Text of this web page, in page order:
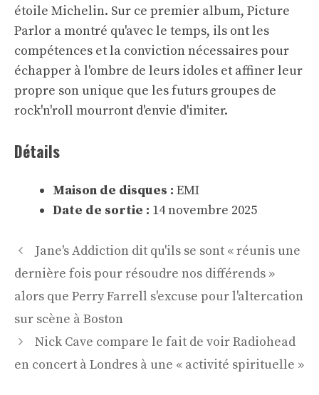
étoile Michelin. Sur ce premier album, Picture
Parlor a montré qu'avec le temps, ils ont les
compétences et la conviction nécessaires pour
échapper à l'ombre de leurs idoles et affiner leur
propre son unique que les futurs groupes de
rock'n'roll mourront d'envie d'imiter.
Détails
Maison de disques : EMI
Date de sortie : 14 novembre 2025
Navigation
des
articles
Jane's Addiction dit qu'ils se sont « réunis une
dernière fois pour résoudre nos différends »
alors que Perry Farrell s'excuse pour l'altercation
sur scène à Boston
Nick Cave compare le fait de voir Radiohead
en concert à Londres à une « activité spirituelle »